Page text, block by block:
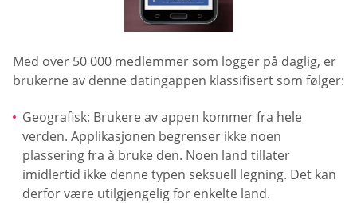
Med over 50 000 medlemmer som logger på daglig, er
brukerne av denne datingappen klassifisert som følger:
Geografisk: Brukere av appen kommer fra hele
verden. Applikasjonen begrenser ikke noen
plassering fra å bruke den. Noen land tillater
imidlertid ikke denne typen seksuell legning. Det kan
derfor være utilgjengelig for enkelte land.